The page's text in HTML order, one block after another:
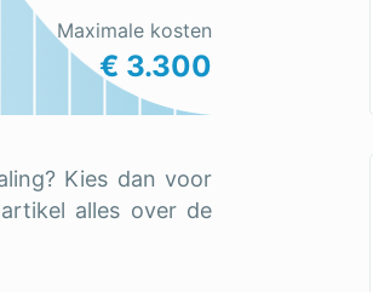
Maximale kosten
€ 3.300
Kies dan voor
alles over de